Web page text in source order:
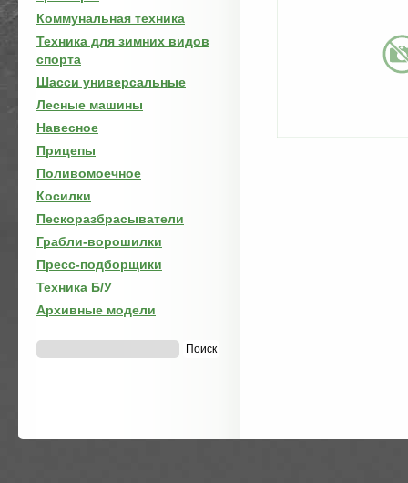
Коммунальная техника
Техника для зимних видов
спорта
Шасси универсальные
Лесные машины
Навесное
Прицепы
Поливомоечное
Косилки
Пескоразбрасыватели
Грабли-ворошилки
Пресс-подборщики
Техника Б/У
Архивные модели